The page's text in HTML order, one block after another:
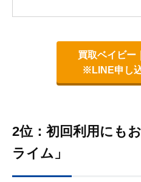
買取ベイビー
※LINE申し
2位：初回利用にも
ライム」